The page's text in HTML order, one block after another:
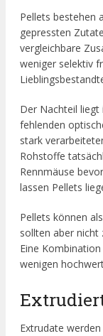
Pellets bestehen
gepressten
vergleichbare
weniger selektiv
Der Nachteil
fehlenden
stark
Rohstoffe
Rennmäuse
lassen Pellets
Pellets können
sollten aber nicht
Eine
wenigen
Extrudate